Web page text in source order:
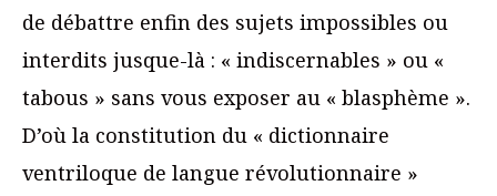
de débattre enfin des sujets impossibles ou
interdits jusque-là : « indiscernables » ou «
tabous » sans vous exposer au « blasphème ».
D’où la constitution du « dictionnaire
ventriloque de langue révolutionnaire »